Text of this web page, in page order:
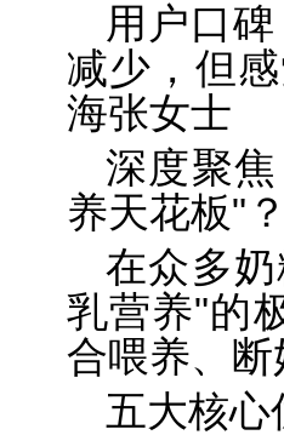
用户口
减少，但
海张女士
深度聚
养天花板"？
在众多
乳营养"的
合喂养、
五大核心